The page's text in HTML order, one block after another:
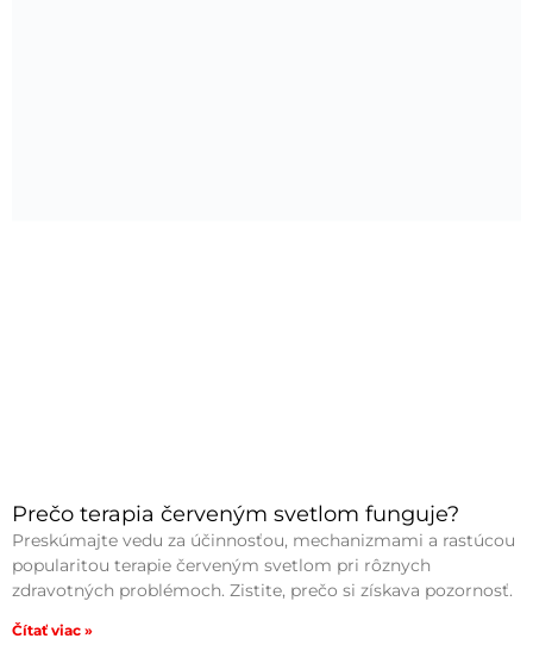
Prečo terapia červeným svetlom funguje?
Preskúmajte vedu za účinnosťou, mechanizmami a rastúcou
popularitou terapie červeným svetlom pri rôznych
zdravotných problémoch. Zistite, prečo si získava pozornosť.
Čítať viac »